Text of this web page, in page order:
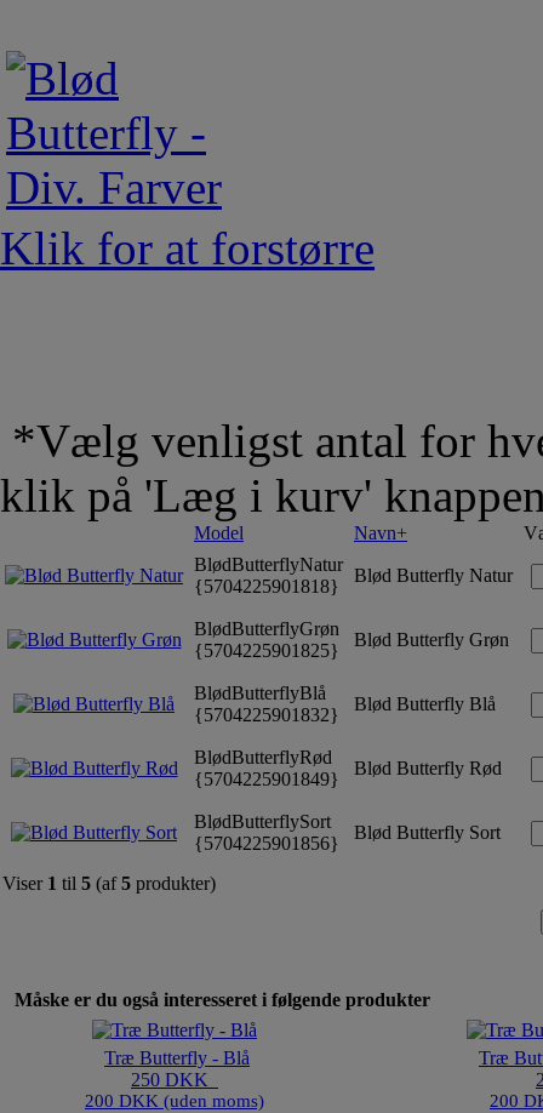
Klik for at forstørre
*Vælg venligst antal for
klik på 'Læg i kurv'
Model Navn+
BlødButterflyNatur
{5704225901818}
Blød Butterfly Natur
BlødButterflyGrøn
{5704225901825}
Blød Butterfly Grøn
BlødButterflyBlå
{5704225901832}
Blød Butterfly Blå
BlødButterflyRød
{5704225901849}
Blød Butterfly Rød
BlødButterflySort
{5704225901856}
Blød Butterfly Sort
Viser 1 til 5 (af5 produkter)
Måske er du også interesseret i følgende produkter
Træ Butterfly - Blå
250 DKK
200 DKK (uden moms)
Træ
200